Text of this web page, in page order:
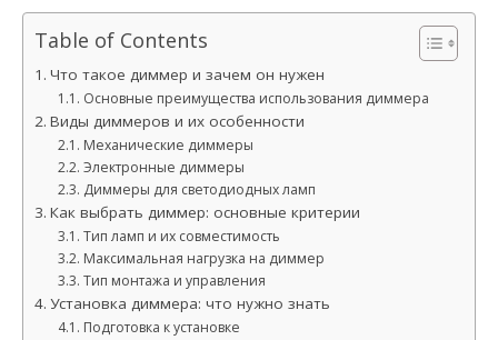
Table of Contents
Что такое диммер и зачем он нужен
Основные преимущества использования диммера
Виды диммеров и их особенности
Механические диммеры
Электронные диммеры
Диммеры для светодиодных ламп
Как выбрать диммер: основные критерии
Тип ламп и их совместимость
Максимальная нагрузка на диммер
Тип монтажа и управления
Установка диммера: что нужно знать
Подготовка к установке